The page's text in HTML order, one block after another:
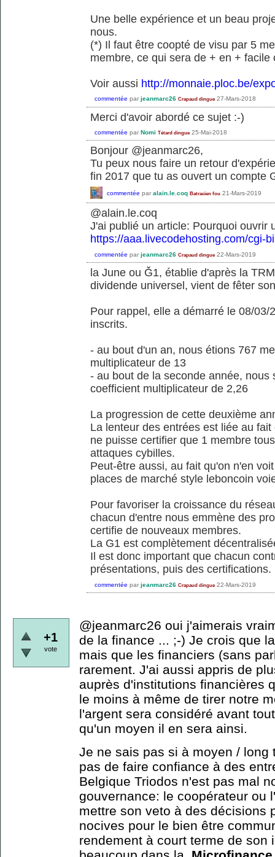
Une belle expérience et un beau
nous.
(*) Il faut être coopté de visu par 5
membre, ce qui sera de + en +
Voir aussi http://monnaie.ploc.be/
commentée par jeanmarc26 Crapaud dingue 27-Mars-2018
Merci d'avoir abordé ce sujet :-)
commentée par Nomi Tétard dingue 25-Mai-2018
Bonjour @jeanmarc26,
Tu peux nous faire un retour
fin 2017 que tu as ouvert un compte
commentée par alain.le.coq Batracien fou 21-Mars-2019
@alain.le.coq
J'ai publié un article: Pourquoi ouvrir
https://aaa.livecodehosting.com/cgi-
commentée par jeanmarc26 Crapaud dingue 22-Mars-2019
la June ou Ǧ1, établie d'après la
dividende universel, vient de fêter
Pour rappel, elle a démarré le 08/
inscrits.
- au bout d'un an, nous étions 767
multiplicateur de 13
- au bout de la seconde année,
coefficient multiplicateur de 2,26
La progression de cette deuxième
La lenteur des entrées est liée au
ne puisse certifier que 1 membre
attaques cybilles.
Peut-être aussi, au fait qu'on n'en
places de marché style leboncoin
Pour favoriser la croissance du
chacun d'entre nous emmène des
certifie de nouveaux membres.
La G1 est complètement
Il est donc important que chacun
présentations, puis des certifications.
commentée par jeanmarc26 Crapaud dingue 22-Mars-2019
+1
vote
@jeanmarc26 oui j'aimerais
de la finance ... ;-) Je crois que
mais que les financiers (sans
rarement. J'ai aussi appris de
auprès d'institutions financières
le moins à même de tirer notre
l'argent sera considéré avant
qu'un moyen il en sera ainsi.
Je ne sais pas si à moyen /
pas de faire confiance à des
Belgique Triodos n'est pas mal
gouvernance: le coopérateur ou
mettre son veto à des décisions
nocives pour le bien être
rendement à court terme de son